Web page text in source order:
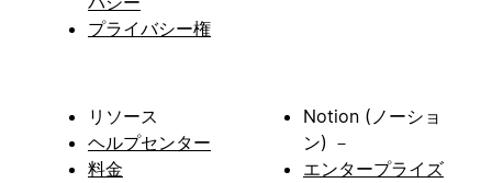
プライバシー権
リソース
ヘルプセンター
料金
Notion (ノーショ
ン) －
エンタープライズ